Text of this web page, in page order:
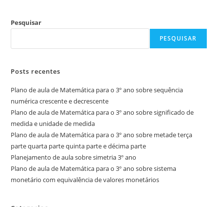
Pesquisar
PESQUISAR
Posts recentes
Plano de aula de Matemática para o 3º ano sobre sequência
numérica crescente e decrescente
Plano de aula de Matemática para o 3º ano sobre significado de
medida e unidade de medida
Plano de aula de Matemática para o 3º ano sobre metade terça
parte quarta parte quinta parte e décima parte
Planejamento de aula sobre simetria 3º ano
Plano de aula de Matemática para o 3º ano sobre sistema
monetário com equivalência de valores monetários